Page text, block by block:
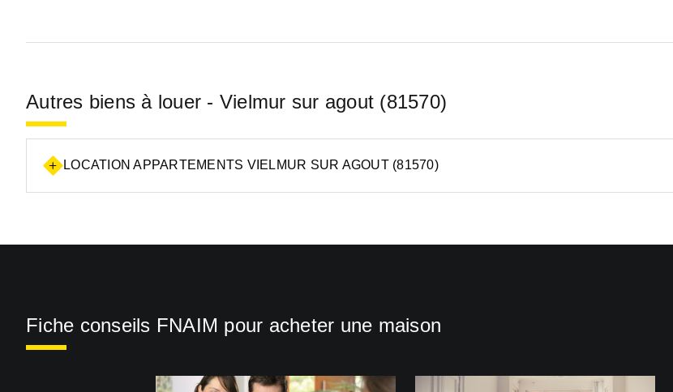
Autres biens à louer - Vielmur sur agout (81570)
LOCATION APPARTEMENTS VIELMUR SUR AGOUT (81570)
Fiche conseils FNAIM pour acheter une maison